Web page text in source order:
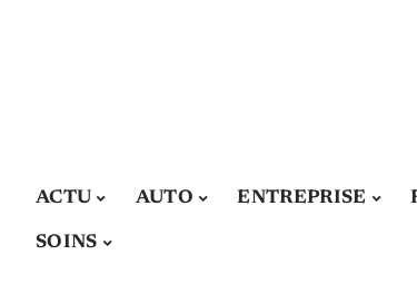
ACTU AUTO ENTREPRISE
SOINS